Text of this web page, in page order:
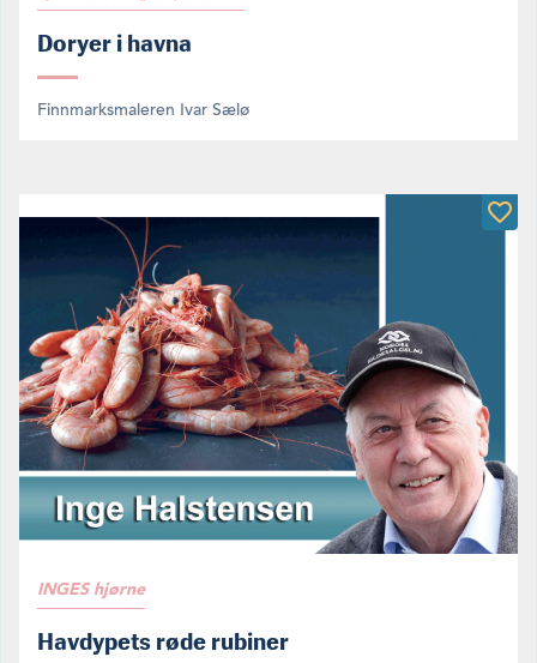
Doryer i havna
Finnmarksmaleren Ivar Sælø
INGES hjørne
Havdypets røde rubiner